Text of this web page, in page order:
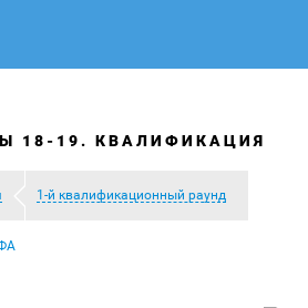
18-19. КВАЛИФИКАЦИЯ
1-й квалификационный раунд